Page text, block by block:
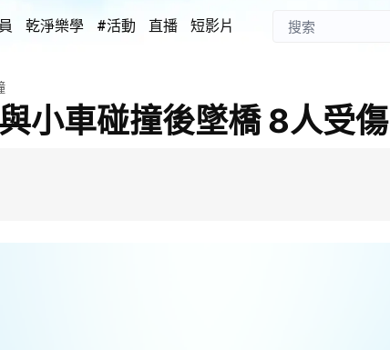
乾淨樂學 #活動 直播 短影片
小車碰撞後墜橋 8人受傷